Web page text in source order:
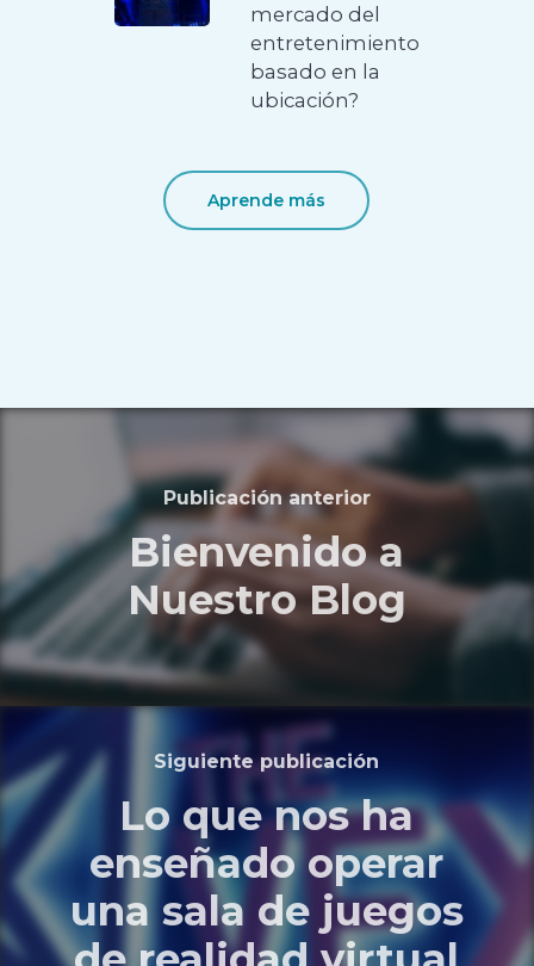
mercado del
entretenimiento
basado en la
ubicación?
Aprende más
Publicación anterior
Bienvenido a
Nuestro Blog
Siguiente publicación
Lo que nos ha
enseñado operar
una sala de juegos